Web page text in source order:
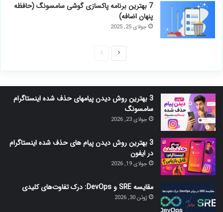
7 بهترین برنامه پاکسازی گوشی سامسونگ (حافظه
پنهان اضافه)
جولای 25, 2025
صفحه
صفحه
3 بهترین روش دیدن پیامهای حذف شده اینستاگرام
سامسونگ
جولای 23, 2026
3 بهترین روش دیدن پیام های حذف شده اینستاگرام
در ایفون
جولای 19, 2026
مقایسه SRE و DevOps: درک تفاوت‌های کلیدی
ژوئن 30, 2026